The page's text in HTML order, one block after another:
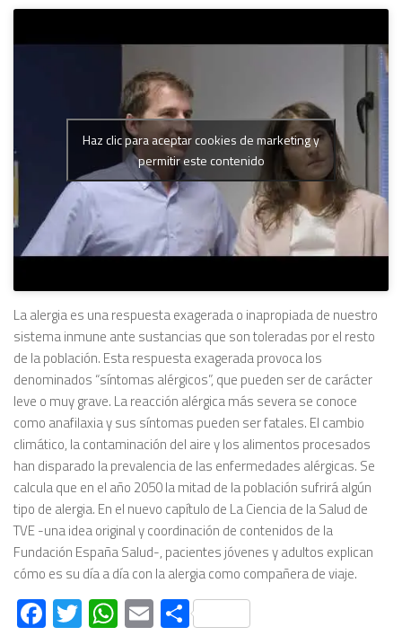
Haz clic para aceptar cookies de marketing y
permitir este contenido
La alergia es una respuesta exagerada o inapropiada de nuestro
sistema inmune ante sustancias que son toleradas por el resto
de la población. Esta respuesta exagerada provoca los
denominados “síntomas alérgicos”, que pueden ser de carácter
leve o muy grave. La reacción alérgica más severa se conoce
como anafilaxia y sus síntomas pueden ser fatales. El cambio
climático, la contaminación del aire y los alimentos procesados
han disparado la prevalencia de las enfermedades alérgicas. Se
calcula que en el año 2050 la mitad de la población sufrirá algún
tipo de alergia. En el nuevo capítulo de La Ciencia de la Salud de
TVE -una idea original y coordinación de contenidos de la
Fundación España Salud-, pacientes jóvenes y adultos explican
cómo es su día a día con la alergia como compañera de viaje.
Facebook
Twitter
WhatsApp
EmailCompartir